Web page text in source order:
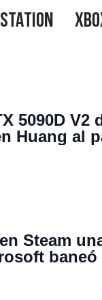
5090D V2
Huang al
Steam
baneó
el 31 de